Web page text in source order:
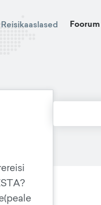
Reisikaaslased Foorum